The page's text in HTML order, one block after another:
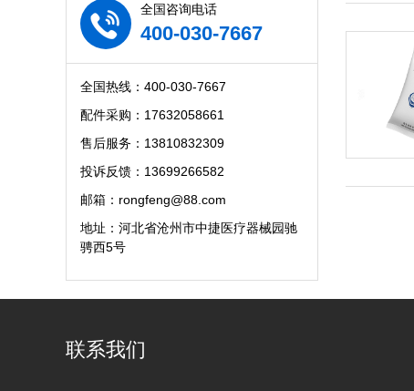
全国咨询电话
400-030-7667
全国热线：400-030-7667
配件采购：17632058661
售后服务：13810832309
投诉反馈：13699266582
邮箱：rongfeng@88.com
地址：河北省沧州市中捷医疗器械园驰
骋西5号
联系我们